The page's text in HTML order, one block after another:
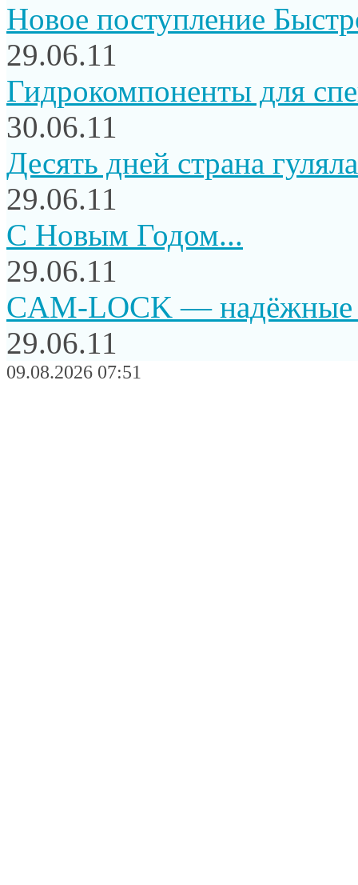
Новое поступление
29.06.11
Гидрокомпоненты для
30.06.11
Десять дней страна
29.06.11
C Новым Годом...
29.06.11
CAM-LOCK — надёжные
29.06.11
09.08.2026 07:51